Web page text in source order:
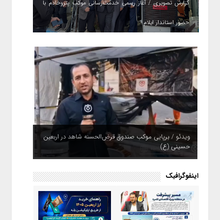
گزارش تصویری / آغاز رسمی خدمت‌رسانی موکب پتروخادم با
حضور استاندار ایلام
ویدئو / برپایی موکب صندوق قرض‌الحسنه شاهد در اربعین
حسینی (ع)
اینفوگرافیک